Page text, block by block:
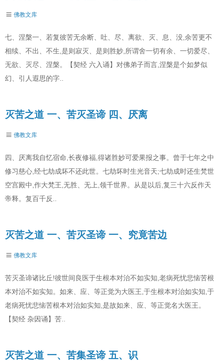
佛教文库
七、涅槃一、若复彼苦无余断、吐、尽、离欲、灭、息、没,余苦更不
相续、不出、不生,是则寂灭、是则胜妙,所谓舍一切有余、一切爱尽、
无欲、灭尽、涅槃。【契经 六入诵】对佛弟子而言,涅槃是个如梦似
幻、引人遐思的字..
灭苦之道 一、苦灭圣谛 四、厌离
佛教文库
四、厌离我自忆宿命,长夜修福,得诸胜妙可爱果报之事。曾于七年之中
修习慈心,经七劫成坏不还此世。七劫坏时生光音天;七劫成时还生梵世
空宫殿中,作大梵王,无胜、无上,领千世界。从是以后,复三十六反作天
帝释。复百千反..
灭苦之道 一、苦灭圣谛 一、究竟苦边
佛教文库
苦灭圣谛诸比丘!彼世间良医于生根本对治不如实知,老病死忧悲恼苦根
本对治不如实知。如来、应、等正觉为大医王,于生根本对治如实知,于
老病死忧悲恼苦根本对治如实知,是故如来、应、等正觉名大医王。
【契经 杂因诵】苦..
灭苦之道 一、苦集圣谛 五、识